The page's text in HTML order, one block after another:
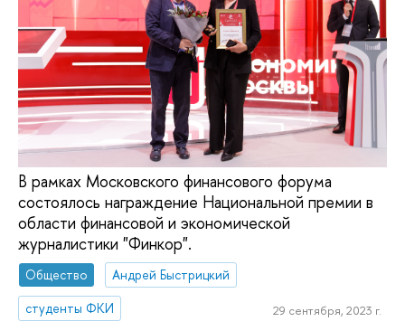
В рамках Московского финансового форума
состоялось награждение Национальной премии в
области финансовой и экономической
журналистики "Финкор".
Общество
Андрей Быстрицкий
студенты ФКИ
29 сентября, 2023 г.